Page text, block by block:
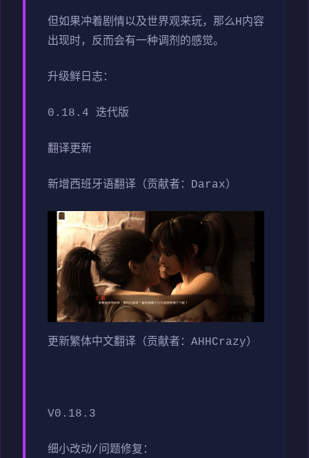
但如果冲着剧情以及世界观来玩，那么H内容
出现时，反而会有一种调剂的感觉。
升级鲜日志：
0.18.4 迭代版
翻译更新
新增西班牙语翻译（贡献者：Darax）
更新繁体中文翻译（贡献者：AHHCrazy）
V0.18.3
细小改动/问题修复：